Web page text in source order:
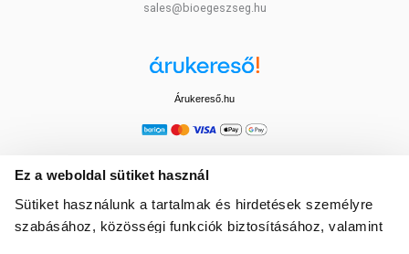
Ez a weboldal sütiket használ
Sütiket használunk a tartalmak és hirdetések személyre
szabásához, közösségi funkciók biztosításához, valamint
sales@bioegeszseg.hu
Árukereső.hu